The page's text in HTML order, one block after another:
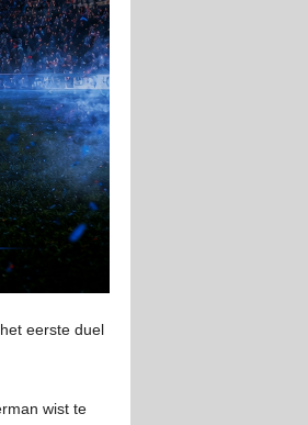
eerste duel
wist te